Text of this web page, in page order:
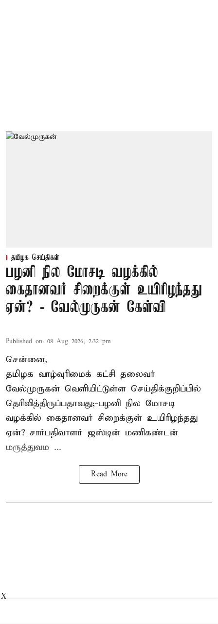
தமிழக செய்திகள்
பழனி நில மோசடி வழக்கில்
கைதானவர் சிறைக்குள் உயிரிழந்தது
ஏன்? - வேல்முருகன் கேள்வி
Published on: 08 Aug 2026, 2:32 pm
சென்னை,
தமிழக வாழ்வுரிமைக் கட்சி தலைவர்
வேல்முருகன் வெளியிட்டுள்ள செய்திக்குறிப்பில்
தெரிவித்திருப்பதாவது;-பழனி நில மோசடி
வழக்கில் கைதானவர் சிறைக்குள் உயிரிழந்தது
ஏன்? சார்பதிவாளர் ஜஸ்டின் மணிகண்டன்
மருத்துவம ...
Read More
X